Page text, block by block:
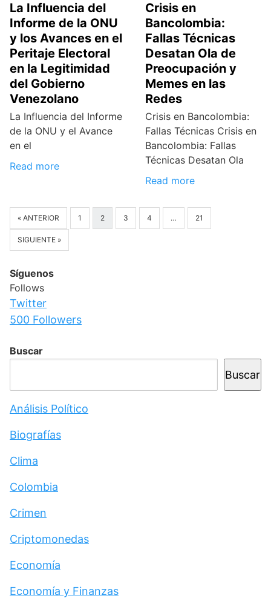
La Influencia del
Informe de la ONU
y los Avances en el
Peritaje Electoral
en la Legitimidad
del Gobierno
Venezolano
La Influencia del Informe
de la ONU y el Avance
en el
Read more
Crisis en
Bancolombia:
Fallas Técnicas
Desatan Ola de
Preocupación y
Memes en las
Redes
Crisis en Bancolombia:
Fallas Técnicas Crisis en
Bancolombia: Fallas
Técnicas Desatan Ola
Read more
« ANTERIOR 1 2 3 4 … 21
SIGUIENTE »
Síguenos
Follows
Twitter
500 Followers
Buscar
Buscar
Análisis Político
Biografías
Clima
Colombia
Crimen
Criptomonedas
Economía
Economía y Finanzas